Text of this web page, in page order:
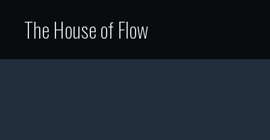
The House of Flow